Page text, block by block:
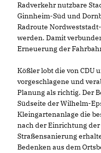
Radverkehr nutzbare
Ginnheim-Süd und
Radroute
werden. Damit
Erneuerung der
Kößler lobt die von CDU
vorgeschlagene und
Planung als richtig. Der
Südseite der Wilhelm-
Kleingartenanlage die
nach der Einrichtung
Straßensanierung
Bedenken aus dem